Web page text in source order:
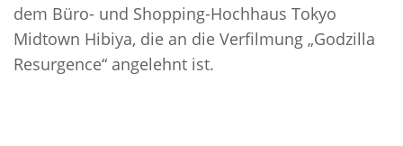
dem Büro- und Shopping-Hochhaus Tokyo
Midtown Hibiya, die an die Verfilmung „Godzilla
Resurgence“ angelehnt ist.